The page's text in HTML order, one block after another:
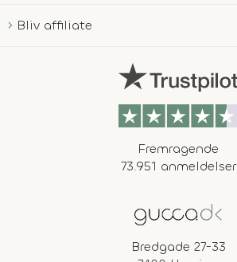
Bliv affiliate
Fremragende
73.951 anmeldelser
Bredgade 27-33